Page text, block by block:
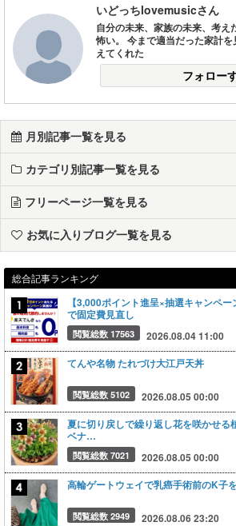
いどっちlovemusicさん
自分の未来、家族の未来、考え
怖い。 今まで適当だった家計
えてくれた
フォロー
月別記事一覧を見る
カテゴリ別記事一覧を見る
フリーページ一覧を見る
お気に入りブログ一覧を見る
総合記事ランキング
【3,000ポイント進呈×抽選キャンペ
で固定費見直し
閲覧総数 17563 2026.08.04 11:00
てんや名物 たれづけ大江戸天丼
閲覧総数 5102 2026.08.05 00:00
夏に切り戻しで繰り返し花を咲かせ
ベナ…
閲覧総数 7021 2026.08.05 00:00
高輪ゲートウェイで乳癌手術前のK子
閲覧総数 2949 2026.08.06 23:20